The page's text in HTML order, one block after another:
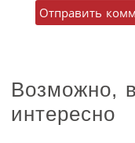
Возможно,
интересно